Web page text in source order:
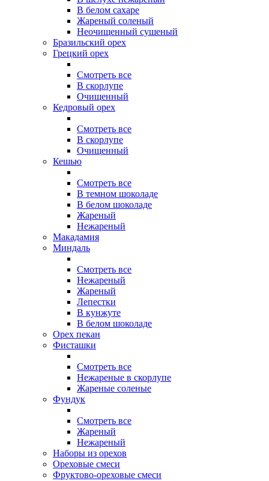
В белом сахаре
Жареный соленый
Неочищенный сушеный
Бразильский орех
Грецкий орех
Смотреть все
В скорлупе
Очищенный
Кедровый орех
Смотреть все
В скорлупе
Очищенный
Кешью
Смотреть все
В темном шоколаде
В белом шоколаде
Жареный
Нежареный
Макадамия
Миндаль
Смотреть все
Нежареный
Жареный
Лепестки
В кунжуте
В белом шоколаде
Орех пекан
Фисташки
Смотреть все
Нежареные в скорлупе
Жареные соленые
Фундук
Смотреть все
Жареный
Нежареный
Наборы из орехов
Ореховые смеси
Фруктово-ореховые смеси